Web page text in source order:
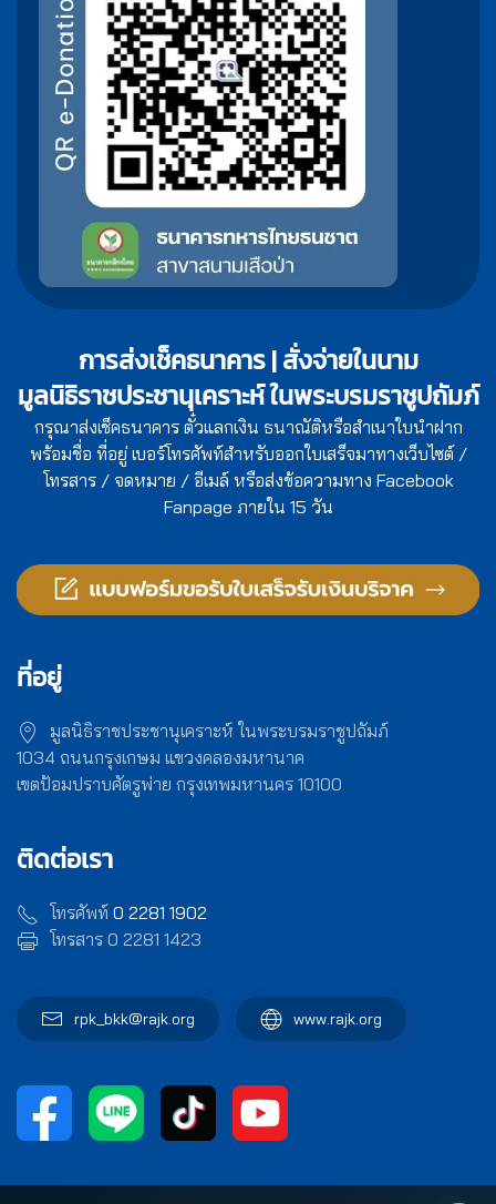
การส่งเช็คธนาคาร | สั่งจ่ายในนาม
มูลนิธิราชประชานุเคราะห์ ในพระบรมราชูปถัมภ์
กรุณาส่งเช็คธนาคาร ตั๋วแลกเงิน ธนาณัติหรือสำเนาใบนำฝาก
พร้อมชื่อ ที่อยู่ เบอร์โทรศัพท์สำหรับออกใบเสร็จมาทางเว็บไซต์ /
โทรสาร / จดหมาย / อีเมล์ หรือส่งข้อความทาง Facebook
Fanpage ภายใน 15 วัน
ที่อยู่
มูลนิธิราชประชานุเคราะห์ ในพระบรมราชูปถัมภ์
1034 ถนนกรุงเกษม แขวงคลองมหานาค
เขตป้อมปราบศัตรูพ่าย กรุงเทพมหานคร 10100
ติดต่อเรา
โทรศัพท์ 0 2281 1902
โทรสาร 0 2281 1423
rpk_bkk@rajk.org www.rajk.org